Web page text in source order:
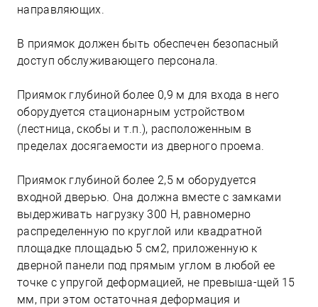
направляющих.
В приямок должен быть обеспечен безопасный
доступ обслуживающего персонала.
Приямок глубиной более 0,9 м для входа в него
оборудуется стационарным устройством
(лестница, скобы и т.п.), расположенным в
пределах досягаемости из дверного проема.
Приямок глубиной более 2,5 м оборудуется
входной дверью. Она должна вместе с замками
выдерживать нагрузку 300 Н, равномерно
распределенную по круглой или квадратной
площадке площадью 5 см2, приложенную к
дверной панели под прямым углом в любой ее
точке с упругой деформацией, не превыша-щей 15
мм, при этом остаточная деформация и